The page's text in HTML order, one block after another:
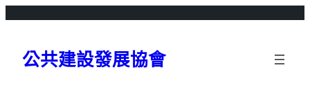
公共建設發展協會